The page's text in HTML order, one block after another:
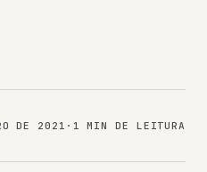
DE 2021 · 1 MIN DE LEITURA